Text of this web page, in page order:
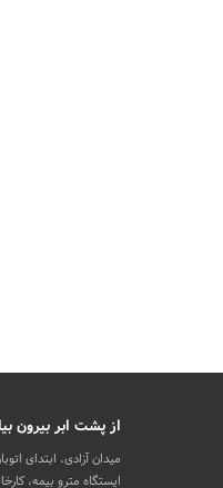
از پشت ابر بیرون
میدان آزادی، ابتدای
ایستگاه مترو بیمه،